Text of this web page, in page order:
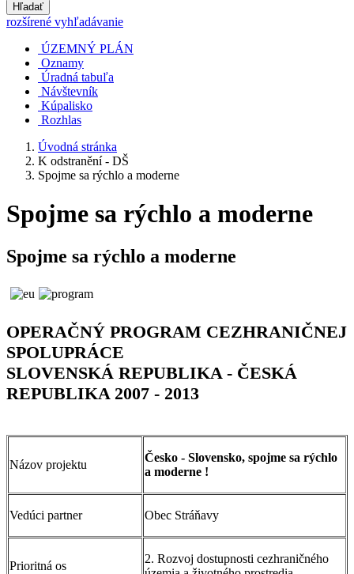
Hľadať
rozšírené vyhľadávanie
ÚZEMNÝ PLÁN
Oznamy
Úradná tabuľa
Návštevník
Kúpalisko
Rozhlas
Úvodná stránka
K odstranění - DŠ
Spojme sa rýchlo a moderne
Spojme sa rýchlo a moderne
Spojme sa rýchlo a moderne
OPERAČNÝ PROGRAM CEZHRANIČNEJ
SPOLUPRÁCE
SLOVENSKÁ REPUBLIKA - ČESKÁ
REPUBLIKA 2007 - 2013
Názov projektu
Česko - Slovensko, spojme sa rýchlo
a moderne !
Vedúci partner Obec Stráňavy
Prioritná os
2. Rozvoj dostupnosti cezhraničného